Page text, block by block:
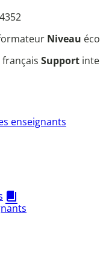
Niveau
français Support
enseignants